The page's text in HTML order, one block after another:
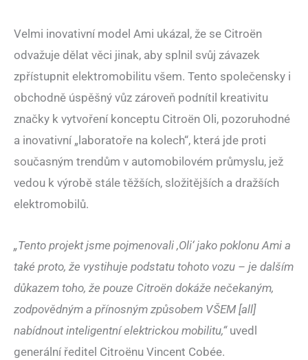
Velmi inovativní model Ami ukázal, že se Citroën
odvažuje dělat věci jinak, aby splnil svůj závazek
zpřístupnit elektromobilitu všem. Tento společensky i
obchodně úspěšný vůz zároveň podnítil kreativitu
značky k vytvoření konceptu Citroën Oli, pozoruhodné
a inovativní „laboratoře na kolech“, která jde proti
současným trendům v automobilovém průmyslu, jež
vedou k výrobě stále těžších, složitějších a dražších
elektromobilů.
„Tento projekt jsme pojmenovali ‚Oli‘ jako poklonu Ami a
také proto, že vystihuje podstatu tohoto vozu – je dalším
důkazem toho, že pouze Citroën dokáže nečekaným,
zodpovědným a přínosným způsobem VŠEM [all]
nabídnout inteligentní elektrickou mobilitu,“uvedl
generální ředitel Citroënu Vincent Cobée.